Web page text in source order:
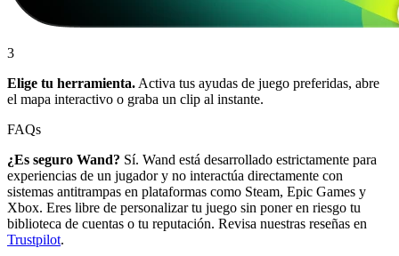
3
Elige tu herramienta. Activa tus ayudas de juego preferidas, abre
el mapa interactivo o graba un clip al instante.
FAQs
¿Es seguro Wand? Sí. Wand está desarrollado estrictamente para
experiencias de un jugador y no interactúa directamente con
sistemas antitrampas en plataformas como Steam, Epic Games y
Xbox. Eres libre de personalizar tu juego sin poner en riesgo tu
biblioteca de cuentas o tu reputación. Revisa nuestras reseñas en
Trustpilot.